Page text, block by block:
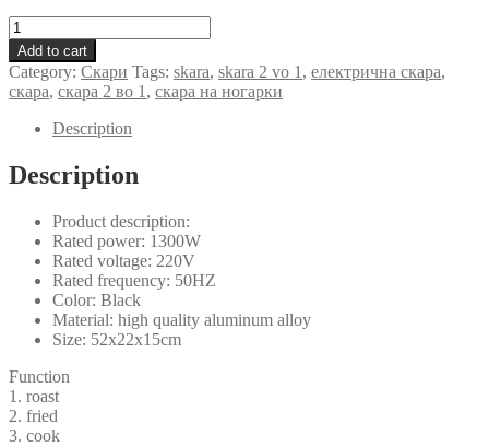
Електрична
скара
3
во
1
XL-
quantity
Add to cart
Category: Скари Tags: skara, skara 2 vo 1 , електрична скара,
скара, скара 2 во 1 , скара на ногарки
Description
Description
Product description:
Rated power: 1300W
Rated voltage: 220V
Rated frequency: 50HZ
Color: Black
Material: high quality aluminum alloy
Size: 52x22x15cm
Function
1. roast
2. fried
3. cook